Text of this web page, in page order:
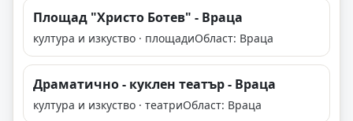
Площад "Христо Ботев" - Враца
култура и изкуство · площадиОбласт: Враца
Драматично - куклен театър - Враца
култура и изкуство · театриОбласт: Враца